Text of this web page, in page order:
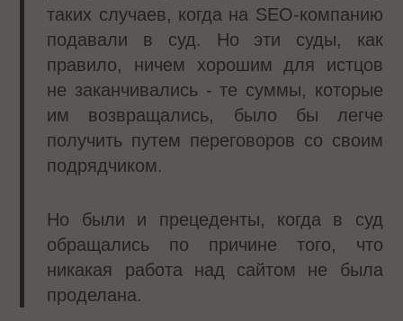
таких случаев, когда на SEO-компанию
подавали в суд. Но эти суды, как
правило, ничем хорошим для истцов
не заканчивались - те суммы, которые
им возвращались, было бы легче
получить путем переговоров со своим
подрядчиком.
Но были и прецеденты, когда в суд
обращались по причине того, что
никакая работа над сайтом не была
проделана.